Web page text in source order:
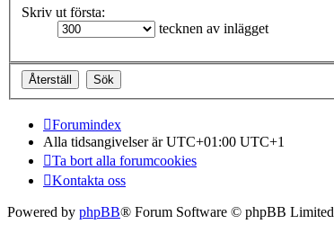
Skriv ut första:
tecknen av inlägget
Forumindex
Alla tidsangivelser är UTC+01:00 UTC+1
Ta bort alla forumcookies
Kontakta oss
Powered by phpBB® Forum Software © phpBB Limited